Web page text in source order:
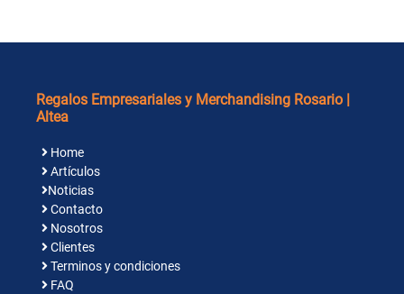
Regalos Empresariales y Merchandising Rosario |
Altea
Home
Artículos
Noticias
Contacto
Nosotros
Clientes
Terminos y condiciones
FAQ